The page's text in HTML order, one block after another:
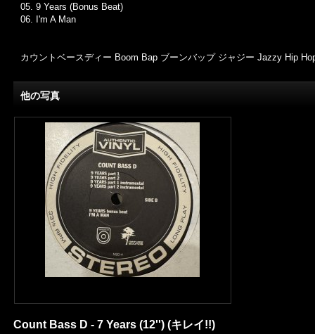
05. 9 Years (Bonus Beat)
06. I'm A Man
カウントベースディー Boom Bap ブーンバップ ジャジー Jazzy Hip
他の写真
Count Bass D - 7 Years (12'') (キレイ!!)